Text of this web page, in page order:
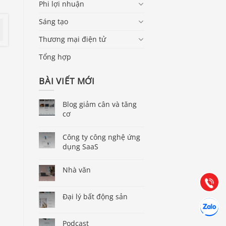
Phi lợi nhuận
Sáng tạo
Thương mại điện tử
Tổng hợp
BÀI VIẾT MỚI
Blog giảm cân và tăng
cơ
Công ty công nghệ ứng
dụng SaaS
Nhà văn
Đại lý bất động sản
Podcast
Gọi cho
(028) 22.166.144
Chát